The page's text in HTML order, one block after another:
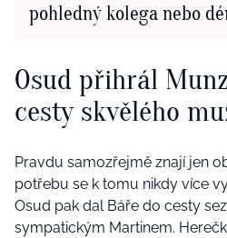
pohledný kolega nebo
Osud přihrál
cesty skvělého
Pravdu samozřejmě znají jen
potřebu se k tomu nikdy více
Osud pak dal Báře do cesty
sympatickým Martinem.